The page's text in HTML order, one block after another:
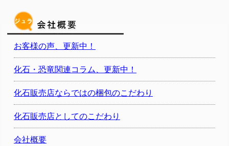
お客様の声、更新中！
化石・恐竜関連コラム、更新中！
化石販売店ならではの梱包のこだわり
化石販売店としてのこだわり
会社概要